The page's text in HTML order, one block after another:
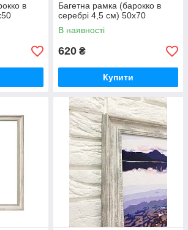
в
Багетна рамка (барокко в
серебрі 4,5 см) 50х70
В наявності
620 ₴
Купити